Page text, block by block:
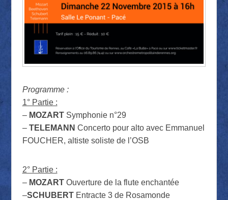
Programme :
1° Partie :
– MOZARTSymphonie n°29
– TELEMANN Concerto pour alto avec Emmanuel
FOUCHER, altiste soliste de l’OSB
2° Partie :
– MOZARTOuverture de la flute enchantée
–SCHUBERTEntracte 3 de Rosamonde